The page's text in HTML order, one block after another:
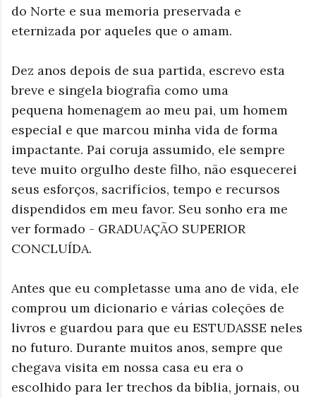
do Norte e sua memoria preservada e
eternizada por aqueles que o amam.
Dez anos depois de sua partida, escrevo esta
breve e singela biografia como uma
pequena homenagem ao meu pai, um homem
especial e que marcou minha vida de forma
impactante. Pai coruja assumido, ele sempre
teve muito orgulho deste filho, não esquecerei
seus esforços, sacrifícios, tempo e recursos
dispendidos em meu favor. Seu sonho era me
ver formado - GRADUAÇÃO SUPERIOR
CONCLUÍDA.
Antes que eu completasse uma ano de vida, ele
comprou um dicionario e várias coleções de
livros e guardou para que eu ESTUDASSE neles
no futuro. Durante muitos anos, sempre que
chegava visita em nossa casa eu era o
escolhido para ler trechos da bíblia, jornais, ou